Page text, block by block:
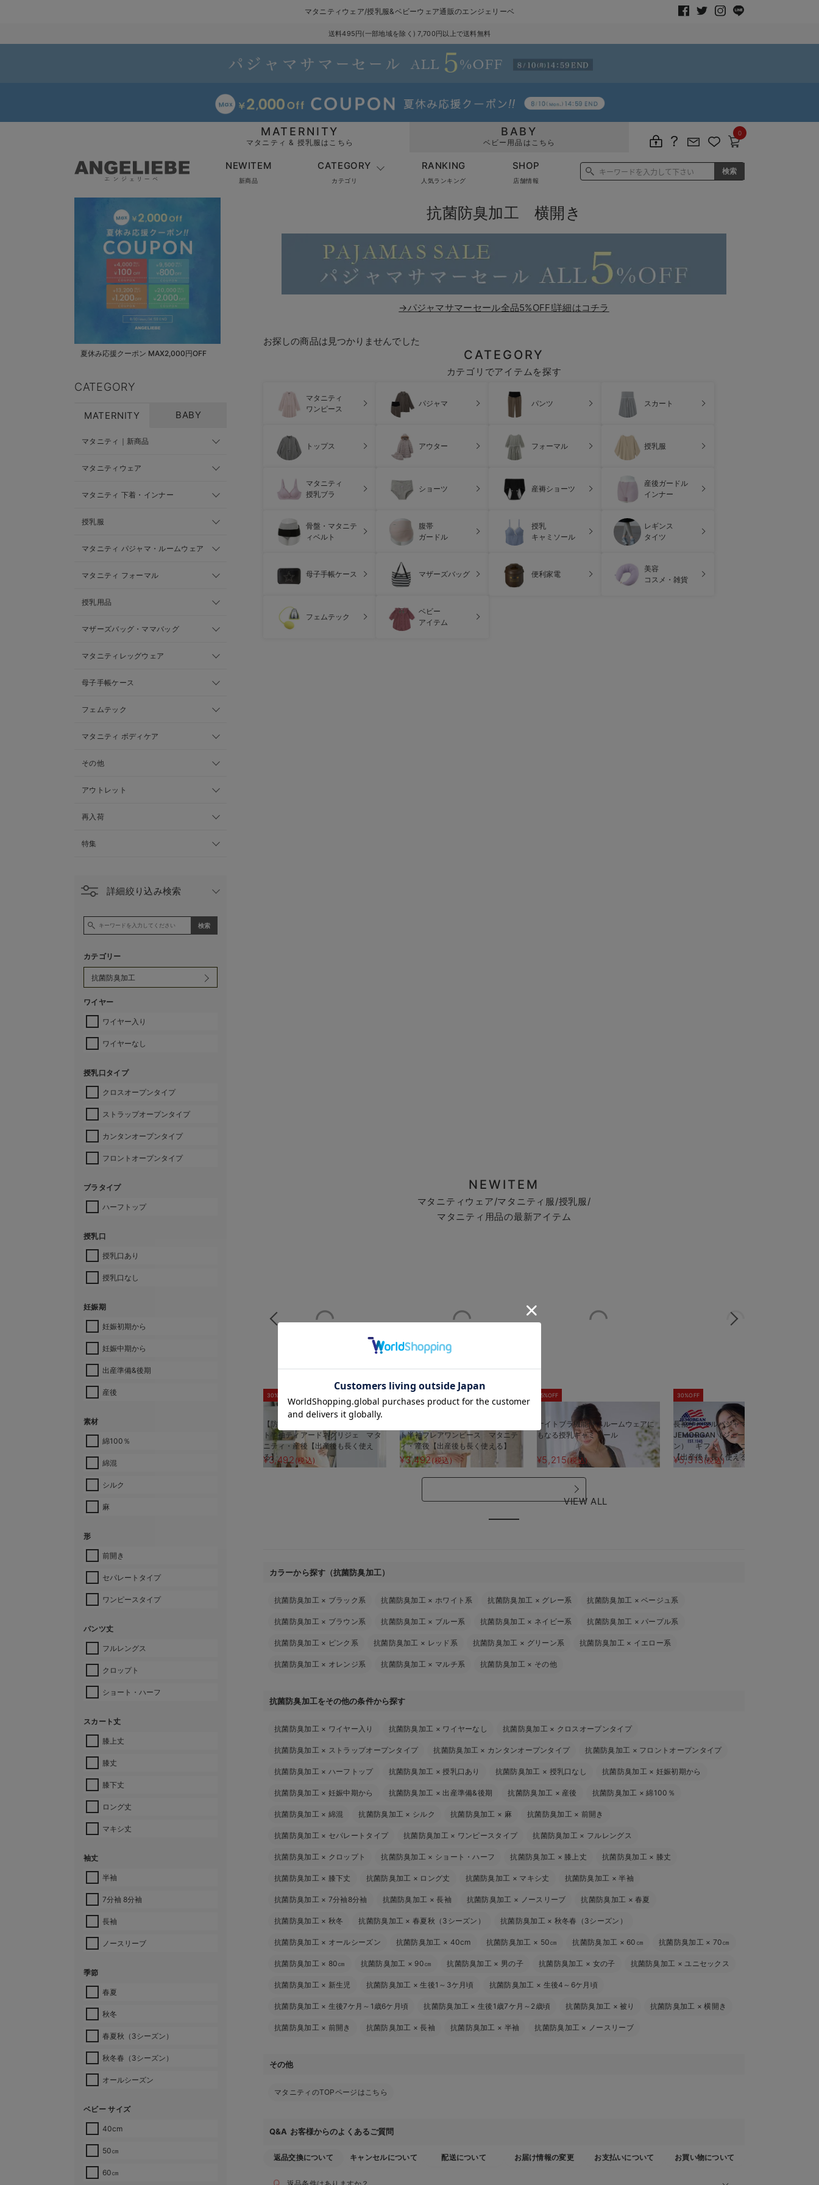
マタニティウェア/授乳服&ベビーウェア通販のエンジェリーベ
送料495円(一部地域を除く) 7,700円以上で送料無料
MATERNITY
マタニティ & 授乳服はこちら
BABY
ベビー用品はこちら
0
NEWITEM
新商品
CATEGORY
カテゴリ
RANKING
人気ランキング
SHOP
店舗情報
夏休み応援クーポン MAX2,000円OFF
CATEGORY
MATERNITY BABY
マタニティ｜新商品
マタニティウェア
マタニティ 下着・インナー
授乳服
マタニティ パジャマ・ルームウェア
マタニティ フォーマル
授乳用品
マザーズバッグ・ママバッグ
マタニティレッグウェア
母子手帳ケース
フェムテック
マタニティ ボディケア
その他
アウトレット
再入荷
特集
詳細絞り込み検索
カテゴリー
ワイヤー
ワイヤー入り
ワイヤーなし
授乳口タイプ
クロスオープンタイプ
ストラップオープンタイプ
カンタンオープンタイプ
フロントオープンタイプ
ブラタイプ
ハーフトップ
授乳口
授乳口あり
授乳口なし
妊娠期
妊娠初期から
妊娠中期から
出産準備&後期
産後
素材
綿100％
綿混
シルク
麻
形
前開き
セパレートタイプ
ワンピースタイプ
パンツ丈
フルレングス
クロップト
ショート・ハーフ
スカート丈
膝上丈
膝丈
膝下丈
ロング丈
マキシ丈
袖丈
半袖
7分袖 8分袖
長袖
ノースリーブ
季節
春夏
秋冬
春夏秋（3シーズン）
秋冬春（3シーズン）
オールシーズン
ベビー サイズ
40cm
50㎝
60㎝
抗菌防臭加工 横開き
→パジャマサマーセール全品5%OFF!詳細はコチラ
お探しの商品は見つかりませんでした
CATEGORY
カテゴリでアイテムを探す
マタニティ
ワンピース
パジャマ パンツ スカート
トップス アウター フォーマル 授乳服
マタニティ
授乳ブラ
ショーツ 産褥ショーツ
産後ガードル
インナー
骨盤・マタニテ
ィベルト
腹帯
ガードル
授乳
キャミソール
レギンス
タイツ
母子手帳ケース マザーズバッグ 便利家電
美容
コスメ・雑貨
フェムテック
ベビー
アイテム
NEWITEM
マタニティウェア/マタニティ服/授乳服/
マタニティ用品の最新アイテム
30%OFF
【防汚加工】綿混やわらかスウェッ
ト半袖ティアードネグリジェ マタ
ニティ・産後【出産後も長く使え
る】
¥3,492 (税込)
ト半袖フレアワンピース マタニテ
ィ・産後【出産後も長く使える】
¥3,492(税込)
5%OFF
ナイトブラ機能付 ルームウェアに
もなる授乳キャミソール
¥5,215(税込)
30%OFF
長袖サーマルパジャマ3点セット
JEMORGAN（ジェーイーモーガ
ン） ギフト マタニティ・産後
【出産後も長く使える】
¥5,313 (税込)
VIEW ALL
カラーから探す（抗菌防臭加工）
抗菌防臭加工 × ブラック系 抗菌防臭加工 × ホワイト系 抗菌防臭加工 × グレー系 抗菌防臭加工 ×ベージュ系
抗菌防臭加工 × ブラウン系 抗菌防臭加工 × ブルー系 抗菌防臭加工 × ネイビー系 抗菌防臭加工 ×パープル系
抗菌防臭加工 × ピンク系 抗菌防臭加工 × レッド系 抗菌防臭加工 × グリーン系 抗菌防臭加工 × イエロー系
抗菌防臭加工 × オレンジ系 抗菌防臭加工 × マルチ系 抗菌防臭加工 × その他
抗菌防臭加工をその他の条件から探す
抗菌防臭加工 × ワイヤー入り 抗菌防臭加工 × ワイヤーなし 抗菌防臭加工 × クロスオープンタイプ
抗菌防臭加工 × ストラップオープンタイプ 抗菌防臭加工 × カンタンオープンタイプ 抗菌防臭加工 × フロントオープンタイプ
抗菌防臭加工 × ハーフトップ 抗菌防臭加工 ×授乳口あり 抗菌防臭加工 × 授乳口なし 抗菌防臭加工 × 妊娠初期から
抗菌防臭加工 × 妊娠中期から 抗菌防臭加工 × 出産準備&後期 抗菌防臭加工 × 産後 抗菌防臭加工 ×綿100％
抗菌防臭加工 × 綿混 抗菌防臭加工 × シルク 抗菌防臭加工 × 麻 抗菌防臭加工 × 前開き
抗菌防臭加工 × セパレートタイプ 抗菌防臭加工 × ワンピースタイプ 抗菌防臭加工 × フルレングス
抗菌防臭加工 × クロップト 抗菌防臭加工 × ショート・ハーフ 抗菌防臭加工 × 膝上丈 抗菌防臭加工 × 膝丈
抗菌防臭加工 × 膝下丈 抗菌防臭加工 × ロング丈 抗菌防臭加工 × マキシ丈 抗菌防臭加工 ×半袖
抗菌防臭加工 × 7分袖8分袖 抗菌防臭加工 ×長袖 抗菌防臭加工 × ノースリーブ 抗菌防臭加工 ×春夏
抗菌防臭加工 × 秋冬 抗菌防臭加工 ×春夏秋（3シーズン） 抗菌防臭加工 × 秋冬春（3シーズン）
抗菌防臭加工 × オールシーズン 抗菌防臭加工 × 40cm 抗菌防臭加工 × 50㎝ 抗菌防臭加工 × 60㎝ 抗菌防臭加工 × 70㎝
抗菌防臭加工 × 80㎝ 抗菌防臭加工 × 90㎝ 抗菌防臭加工 × 男の子 抗菌防臭加工 × 女の子 抗菌防臭加工 ×ユニセックス
抗菌防臭加工 × 新生児 抗菌防臭加工 ×生後1～3ケ月頃 抗菌防臭加工 × 生後4～6ケ月頃
抗菌防臭加工 × 生後7ケ月～1歳6ケ月頃 抗菌防臭加工 ×生後1歳7ケ月～2歳頃 抗菌防臭加工 ×被り 抗菌防臭加工 ×横開き
抗菌防臭加工 × 前開き 抗菌防臭加工 ×長袖 抗菌防臭加工 × 半袖 抗菌防臭加工 × ノースリーブ
その他
マタニティのTOPページはこちら
Q&A お客様からのよくあるご質問
返品交換について キャンセルについて 配送について お届け情報の変更 お支払いについて お買い物について
お気に入り商品を確認する